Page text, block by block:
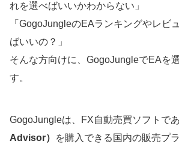
れを選べばいいかわからない」
「GogoJungleのEAランキングやレビ
ばいいの？」
そんな方向けに、GogoJungleでEAを
す。
GogoJungleは、FX自動売買ソフトで
Advisor）
を購入できる国内の販売プ